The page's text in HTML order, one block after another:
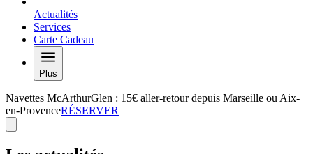
Actualités
Services
Carte Cadeau
Plus
Navettes McArthurGlen : 15€ aller-retour depuis Marseille ou Aix-
en-ProvenceRÉSERVER